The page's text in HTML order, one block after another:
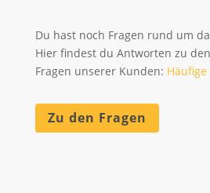
Du hast noch Fragen rund um
Hier findest du Antworten zu
Fragen unserer Kunden: Häufige
Zu den Fragen